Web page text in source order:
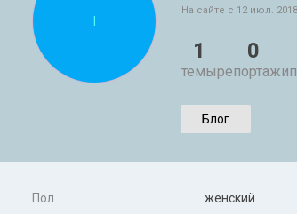
На сайте с 12 июл. 2018
1
темы
0
репортажи
Блог
Пол женский